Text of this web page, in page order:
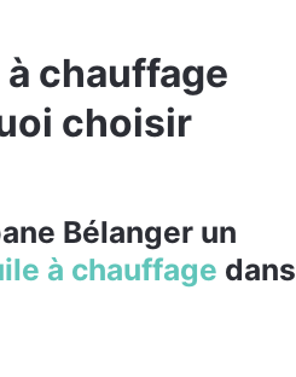
chauffage
choisir
Bélangerun
à chauffage dans